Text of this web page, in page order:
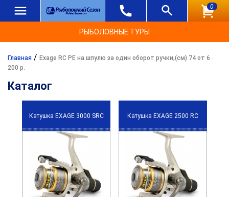
0
РЫБОЛОВНЫЕ ТУРЫ
Главная / Exage RC PE на шпулю за один оборот ручки,(см) 74 от 6
200 р.
Каталог
Катушка EXAGE 3000 SRC Катушка EXAGE 2500 RC